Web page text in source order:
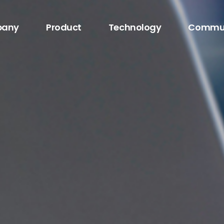
Product Technology